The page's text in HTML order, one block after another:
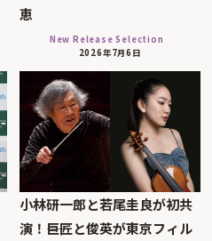
恵
New Release Selection
2026年7月6日
小林研一郎と若尾圭良が初共
演！――巨匠と俊英が東京フィル